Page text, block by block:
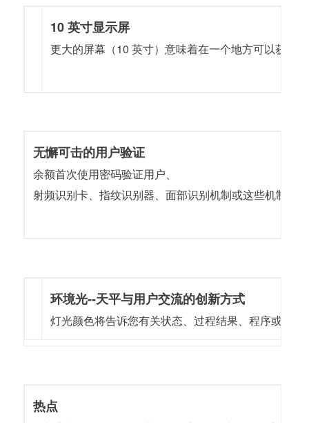
10 英寸显示屏
更大的屏幕（10 英寸）意味着在一个地方可以获得
无懈可击的用户验证
余额首次使用密码验证用户、
射频识别卡、指纹识别器、面部识别机制或这些机制的
环境光--天平与用户交流的创新方式
灯光颜色将告诉您有关状态、过程结果、程序或警报
热点